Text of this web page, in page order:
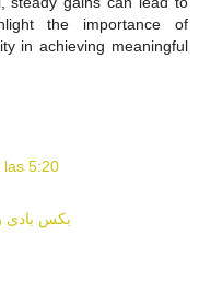
the importance of
in achieving meaningful
las 5:20
بکس بادی